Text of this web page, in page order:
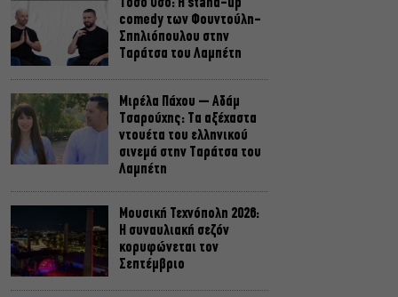
comedy των Φουντούλη-
Σπηλιόπουλου στην
Ταράτσα του Λαμπέτη
Μιρέλα Πάχου – Αδάμ
Τσαρούχης: Τα αξέχαστα
ντουέτα του ελληνικού
σινεμά στην Ταράτσα του
Λαμπέτη
Μουσική Τεχνόπολη 2026:
Η συναυλιακή σεζόν
κορυφώνεται τον
Σεπτέμβριο